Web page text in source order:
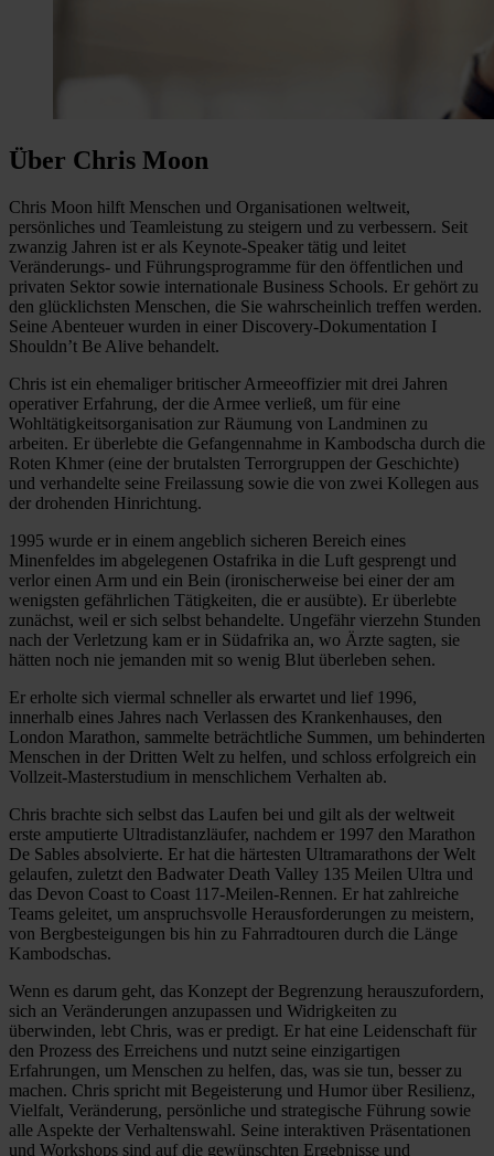
Über Chris Moon
Chris Moon hilft Menschen und Organisationen weltweit,
persönliches und Teamleistung zu steigern und zu verbessern. Seit
zwanzig Jahren ist er als Keynote-Speaker tätig und leitet
Veränderungs- und Führungsprogramme für den öffentlichen und
privaten Sektor sowie internationale Business Schools. Er gehört zu
den glücklichsten Menschen, die Sie wahrscheinlich treffen werden.
Seine Abenteuer wurden in einer Discovery-Dokumentation I
Shouldn’t Be Alive behandelt.
Chris ist ein ehemaliger britischer Armeeoffizier mit drei Jahren
operativer Erfahrung, der die Armee verließ, um für eine
Wohltätigkeitsorganisation zur Räumung von Landminen zu
arbeiten. Er überlebte die Gefangennahme in Kambodscha durch die
Roten Khmer (eine der brutalsten Terrorgruppen der Geschichte)
und verhandelte seine Freilassung sowie die von zwei Kollegen aus
der drohenden Hinrichtung.
1995 wurde er in einem angeblich sicheren Bereich eines
Minenfeldes im abgelegenen Ostafrika in die Luft gesprengt und
verlor einen Arm und ein Bein (ironischerweise bei einer der am
wenigsten gefährlichen Tätigkeiten, die er ausübte). Er überlebte
zunächst, weil er sich selbst behandelte. Ungefähr vierzehn Stunden
nach der Verletzung kam er in Südafrika an, wo Ärzte sagten, sie
hätten noch nie jemanden mit so wenig Blut überleben sehen.
Er erholte sich viermal schneller als erwartet und lief 1996,
innerhalb eines Jahres nach Verlassen des Krankenhauses, den
London Marathon, sammelte beträchtliche Summen, um behinderten
Menschen in der Dritten Welt zu helfen, und schloss erfolgreich ein
Vollzeit-Masterstudium in menschlichem Verhalten ab.
Chris brachte sich selbst das Laufen bei und gilt als der weltweit
erste amputierte Ultradistanzläufer, nachdem er 1997 den Marathon
De Sables absolvierte. Er hat die härtesten Ultramarathons der Welt
gelaufen, zuletzt den Badwater Death Valley 135 Meilen Ultra und
das Devon Coast to Coast 117-Meilen-Rennen. Er hat zahlreiche
Teams geleitet, um anspruchsvolle Herausforderungen zu meistern,
von Bergbesteigungen bis hin zu Fahrradtouren durch die Länge
Kambodschas.
Wenn es darum geht, das Konzept der Begrenzung herauszufordern,
sich an Veränderungen anzupassen und Widrigkeiten zu
überwinden, lebt Chris, was er predigt. Er hat eine Leidenschaft für
den Prozess des Erreichens und nutzt seine einzigartigen
Erfahrungen, um Menschen zu helfen, das, was sie tun, besser zu
machen. Chris spricht mit Begeisterung und Humor über Resilienz,
Vielfalt, Veränderung, persönliche und strategische Führung sowie
alle Aspekte der Verhaltenswahl. Seine interaktiven Präsentationen
und Workshops sind auf die gewünschten Ergebnisse und